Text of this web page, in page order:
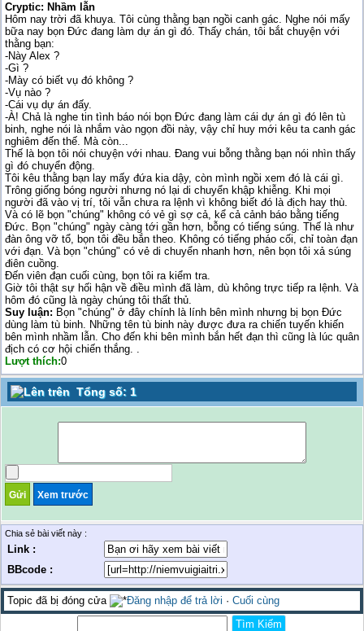
Cryptic: Nhầm lẫn
Hôm nay trời đã khuya. Tôi cùng thằng bạn ngồi canh gác. Nghe nói mấy
bữa nay bọn Đức đang làm dự án gì đó. Thấy chán, tôi bắt chuyện với
thằng bạn:
-Này Alex ?
-Gì ?
-Mày có biết vụ đó không ?
-Vụ nào ?
-Cái vụ dự án đấy.
-À! Chả là nghe tin tình báo nói bọn Đức đang làm cái dự án gì đó lên tù
binh, nghe nói là nhắm vào ngọn đồi này, vậy chỉ huy mới kêu ta canh gác
nghiêm đến thế. Mà còn...
Thế là bọn tôi nói chuyện với nhau. Đang vui bỗng thằng bạn nói nhìn thấy
gì đó chuyển động.
Tôi kêu thằng bạn lay mấy đứa kia dậy, còn mình ngồi xem đó là cái gì.
Trông giống bóng người nhưng nó lại di chuyển khập khiễng. Khi mọi
người đã vào vị trí, tôi vẫn chưa ra lệnh vì không biết đó là địch hay thù.
Và có lẽ bọn "chúng" không có vẻ gì sợ cả, kể cả cảnh báo bằng tiếng
Đức. Bọn "chúng" ngày càng tới gần hơn, bỗng có tiếng súng. Thế là như
đàn ông vỡ tổ, bọn tôi đều bắn theo. Không có tiếng pháo cối, chỉ toàn đạn
với đạn. Và bọn "chúng" có vẻ di chuyển nhanh hơn, nên bọn tôi xả súng
điên cuồng.
Đến viên đạn cuối cùng, bọn tôi ra kiểm tra.
Giờ tôi thật sự hối hận về điều mình đã làm, dù không trực tiếp ra lệnh. Và
hôm đó cũng là ngày chúng tôi thất thủ.
Suy luận: Bọn "chúng" ở đây chính là lính bên mình nhưng bị bọn Đức
dùng làm tù binh. Những tên tù binh này được đưa ra chiến tuyến khiến
bên mình nhầm lẫn. Cho đến khi bên mình bắn hết đạn thì cũng là lúc quân
địch có cơ hội chiến thắng. .
Lượt thích:0
Tổng số: 1
Chia sẻ bài viết này :
Link :
BBcode :
Topic đã bị đóng cửa Đăng nhập để trả lời · Cuối cùng